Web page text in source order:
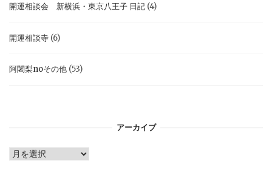
開運相談会 新横浜・東京八王子 日記 (4)
開運相談寺 (6)
阿闍梨noその他 (53)
アーカイブ
ア